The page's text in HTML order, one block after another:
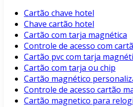
Cartão chave hotel
Chave cartão hotel
Cartão com tarja magnética
Controle de acesso com
Cartão pvc com tarja
Cartão com tarja ou chip
Cartão magnético
Controle de acesso cartão
Cartão magnetico para